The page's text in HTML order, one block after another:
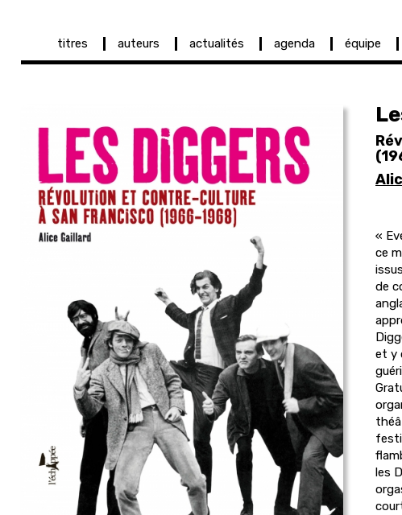
principale
titres auteurs actualités agenda équipe
«
ce
de
et y
les